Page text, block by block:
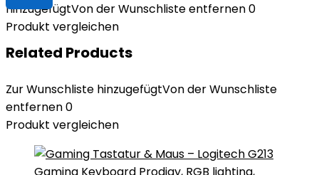
hinzugefügtVon der Wunschliste entfernen0
Produkt vergleichen
Related Products
Zur Wunschliste hinzugefügtVon der Wunschliste
entfernen0
Produkt vergleichen